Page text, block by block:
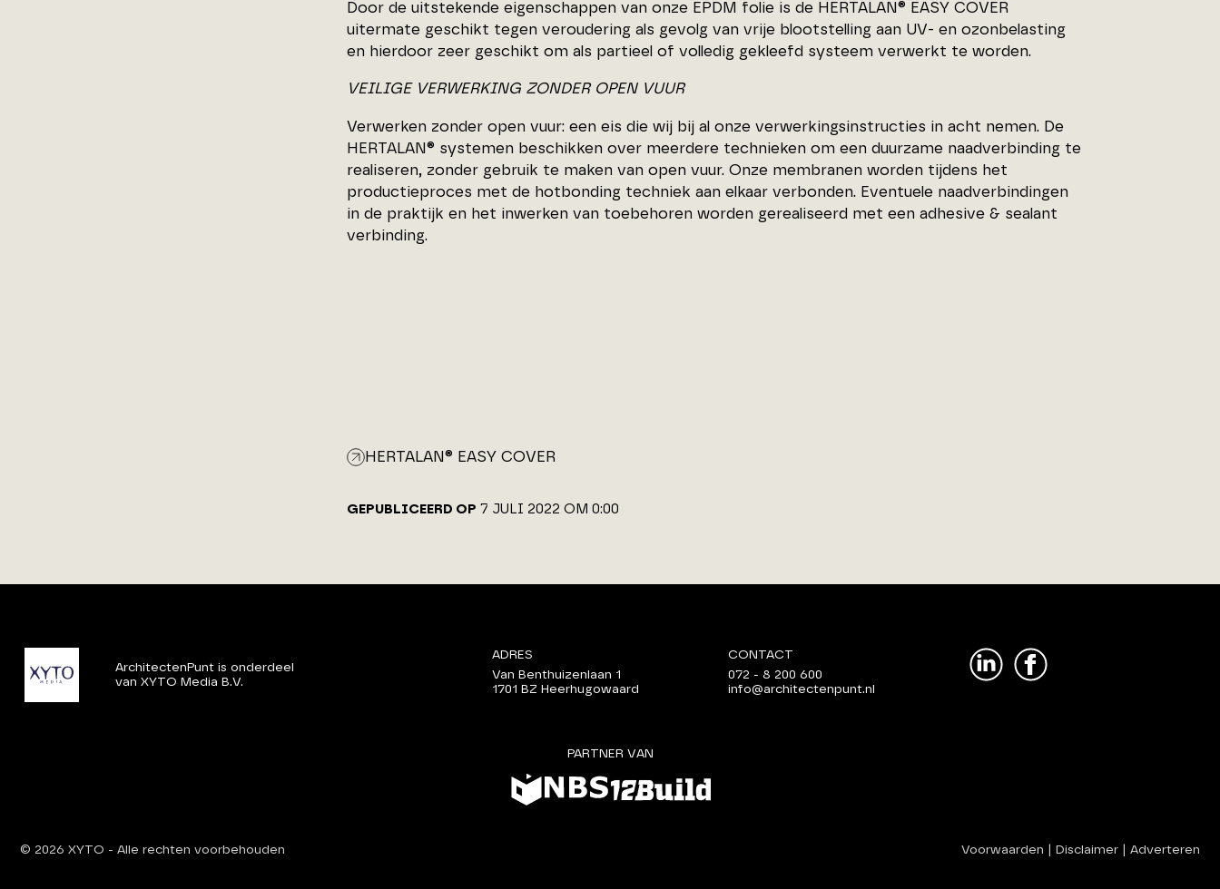
Door de uitstekende eigenschappen van onze EPDM folie is de HERTALAN® EASY COVER
uitermate geschikt tegen veroudering als gevolg van vrije blootstelling aan UV- en ozonbelasting
en hierdoor zeer geschikt om als partieel of volledig gekleefd systeem verwerkt te worden.
VEILIGE VERWERKING ZONDER OPEN VUUR
Verwerken zonder open vuur: een eis die wij bij al onze verwerkingsinstructies in acht nemen. De
HERTALAN® systemen beschikken over meerdere technieken om een duurzame naadverbinding te
realiseren, zonder gebruik te maken van open vuur. Onze membranen worden tijdens het
productieproces met de hotbonding techniek aan elkaar verbonden. Eventuele naadverbindingen
in de praktijk en het inwerken van toebehoren worden gerealiseerd met een adhesive & sealant
verbinding.
HERTALAN® EASY COVER
GEPUBLICEERD OP 7 JULI 2022 OM 0:00
ArchitectenPunt is onderdeel
van XYTO Media B.V.
ADRES
Van Benthuizenlaan 1
1701 BZ Heerhugowaard
CONTACT
072 - 8 200 600
info@architectenpunt.nl
PARTNER VAN
Voorwaarden Disclaimer Adverteren
© 2026 XYTO - Alle rechten voorbehouden